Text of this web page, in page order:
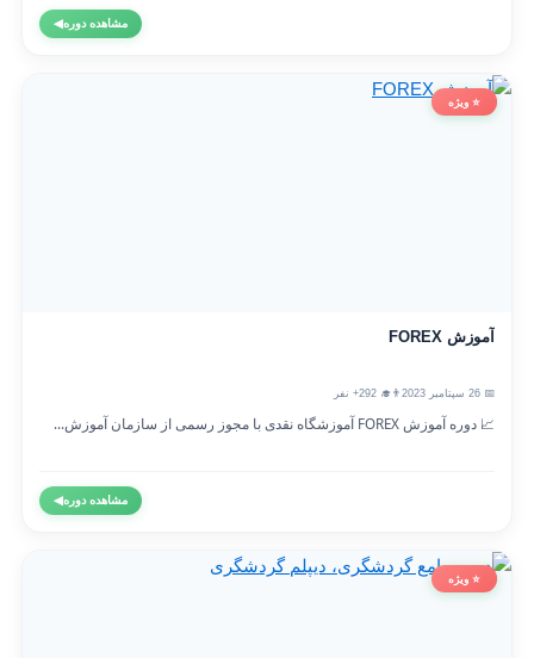
مشاهده دوره◀
⭐ ویژه
آموزش FOREX
👨‍🎓 292+ نفر
📈 دوره آموزش FOREX آموزشگاه نقدی با مجوز رسمی از سازمان آموزش...
مشاهده دوره◀
⭐ ویژه